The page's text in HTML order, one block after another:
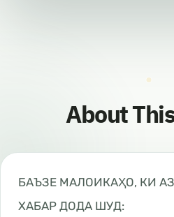
About
БАЪЗЕ МАЛОИКАҲО, КИ
ХАБАР ДОДА ШУД: